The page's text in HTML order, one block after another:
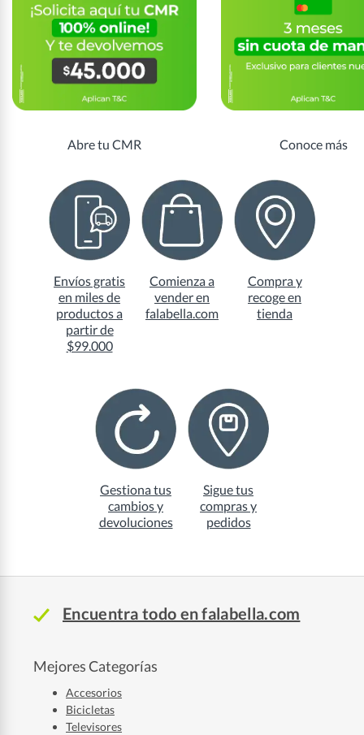
Abre tu CMR Conoce más
Envíos gratis
en miles de
productos a
partir de
$99.000
Comienza a
vender en
falabella.com
Compra y
recoge en
tienda
Gestiona tus
cambios y
devoluciones
Sigue tus
compras y
pedidos
Encuentra todo en falabella.com
Mejores Categorías
Accesorios
Bicicletas
Televisores